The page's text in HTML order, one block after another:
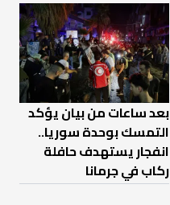
بعد ساعات من بيان يؤكد
التمسك بوحدة سوريا..
انفجار يستهدف حافلة
ركاب في جرمانا